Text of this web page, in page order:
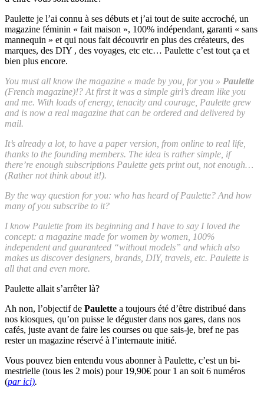
Paulette je l’ai connu à ses débuts et j’ai tout de suite accroché, un
magazine féminin « fait maison », 100% indépendant, garanti « sans
mannequin » et qui nous fait découvrir en plus des créateurs, des
marques, des DIY , des voyages, etc etc… Paulette c’est tout ça et
bien plus encore.
You must all know the magazine « made by you, for you » Paulette
(French magazine)!? At first it was a simple girl’s dream like you
and me. With loads of energy, tenacity and courage, Paulette grew
and is now a real magazine that can be ordered and delivered by
mail.
It’s already a lot, to have a paper version, from online to real life,
thanks to the founding members. The idea is rather simple, if
there’re enough subscriptions Paulette gets print out, not enough…
(Rather not think about it!).
By the way question for you: who has heard of Paulette? And how
many of you subscribe to it?
I know Paulette from its beginning and I have to say I loved the
concept: a magazine made for women by women, 100%
independent and guaranteed “without models” and which also
makes us discover designers, brands, DIY, travels, etc. Paulette is
all that and even more.
Paulette allait s’arrêter là?
Ah non, l’objectif de Paulette a toujours été d’être distribué dans
nos kiosques, qu’on puisse le déguster dans nos gares, dans nos
cafés, juste avant de faire les courses ou que sais-je, bref ne pas
rester un magazine réservé à l’internaute initié.
Vous pouvez bien entendu vous abonner à Paulette, c’est un bi-
mestrielle (tous les 2 mois) pour 19,90€ pour 1 an soit 6 numéros
(par ici).